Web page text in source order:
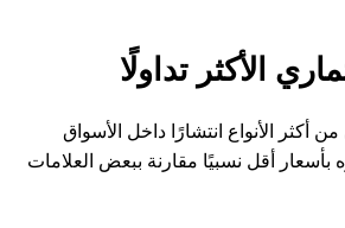
الأكثر تداولًا
أكثر الأنواع انتشارًا داخل الأسواق
بأسعار أقل نسبيًا مقارنة ببعض العلامات